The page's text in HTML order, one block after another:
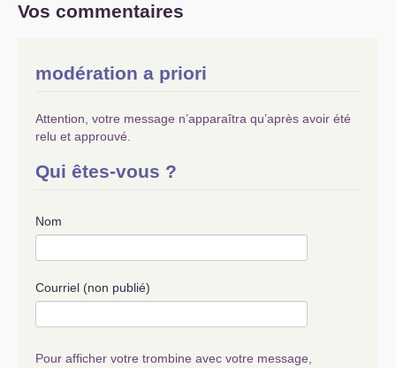
Vos commentaires
modération a priori
Attention, votre message n’apparaîtra qu’après avoir été
relu et approuvé.
Qui êtes-vous ?
Nom
Courriel (non publié)
Pour afficher votre trombine avec votre message,